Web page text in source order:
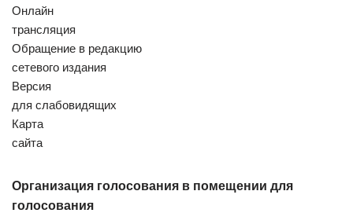
Онлайн
трансляция
Обращение в редакцию
сетевого издания
Версия
для слабовидящих
Карта
сайта
Организация голосования в помещении для
голосования